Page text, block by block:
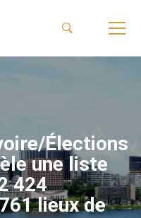
Élections
une liste
424
lieux de